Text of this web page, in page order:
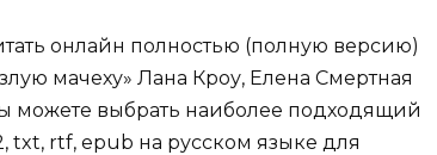
онлайн полностью (полную версию)
мачеху» Лана Кроу, Елена Смертная
можете выбрать наиболее подходящий
txt, rtf, epub на русском языке для